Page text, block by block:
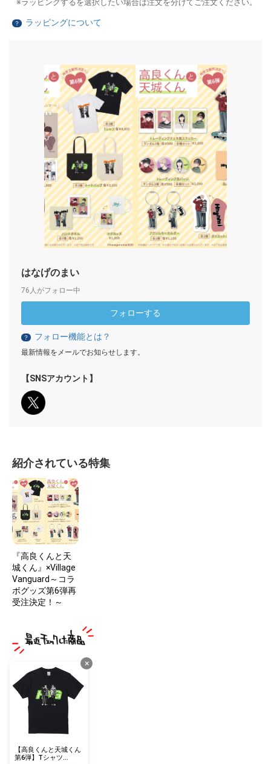
ラッピングするを選択したい場合は注文を分けてご注文ください。
？ ラッピングについて
はなげのまい
76人がフォロー中
フォローする
？ フォロー機能とは？
最新情報をメールでお知らせします。
【SNSアカウント】
紹介されている特集
『高良くんと天
城くん』×Village
Vanguard～コラ
ボグッズ第6弾再
受注決定！～
×
【高良くんと天城くん
第6弾】Tシャツ